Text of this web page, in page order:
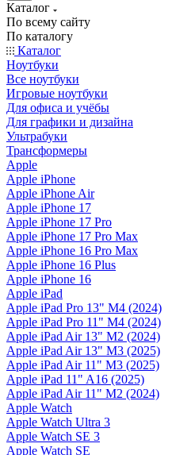
Каталог
По всему сайту
По каталогу
Каталог
Ноутбуки
Все ноутбуки
Игровые ноутбуки
Для офиса и учёбы
Для графики и дизайна
Ультрабуки
Трансформеры
Apple
Apple iPhone
Apple iPhone Air
Apple iPhone 17
Apple iPhone 17 Pro
Apple iPhone 17 Pro Max
Apple iPhone 16 Pro Max
Apple iPhone 16 Plus
Apple iPhone 16
Apple iPad
Apple iPad Pro 13" M4 (2024)
Apple iPad Pro 11" M4 (2024)
Apple iPad Air 13" M2 (2024)
Apple iPad Air 13" M3 (2025)
Apple iPad Air 11" M3 (2025)
Apple iPad 11" A16 (2025)
Apple iPad Air 11" M2 (2024)
Apple Watch
Apple Watch Ultra 3
Apple Watch SE 3
Apple Watch SE